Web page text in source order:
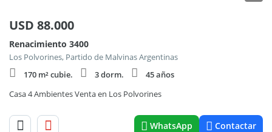
USD 88.000
Renacimiento 3400
Los Polvorines, Partido de Malvinas Argentinas
170 m² cubie.
3 dorm.
45 años
Casa 4 Ambientes Venta en Los Polvorines
WhatsApp Contactar